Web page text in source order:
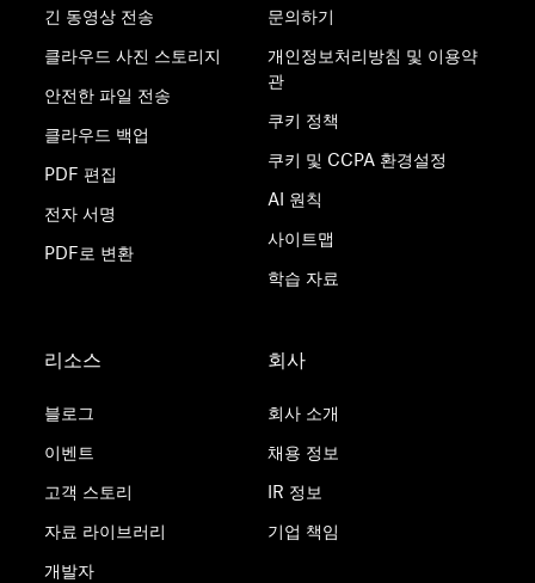
긴 동영상 전송
클라우드 사진 스토리지
안전한 파일 전송
클라우드 백업
PDF 편집
전자 서명
PDF로 변환
문의하기
개인정보처리방침 및 이용약
관
쿠키 정책
쿠키 및 CCPA 환경설정
AI 원칙
사이트맵
학습 자료
리소스
블로그
이벤트
고객 스토리
자료 라이브러리
개발자
회사
회사 소개
채용 정보
IR 정보
기업 책임